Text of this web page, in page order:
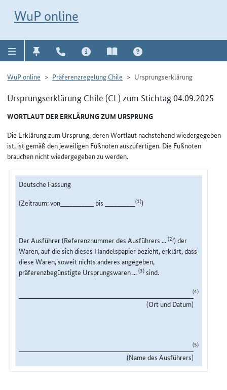
WuP online
WuP online Präferenzregelung Chile Ursprungserklärung
Ursprungserklärung Chile (CL) zum Stichtag 04.09.2025
WORTLAUT DER ERKLÄRUNG ZUM URSPRUNG
Die Erklärung zum Ursprung, deren Wortlaut nachstehend wiedergegeben
ist, ist gemäß den jeweiligen Fußnoten auszufertigen. Die Fußnoten
brauchen nicht wiedergegeben zu werden.
Deutsche Fassung
(Zeitraum: von___________ bis __________ (1))
Der Ausführer (Referenznummer des Ausführers ...(2)) der
Waren, auf die sich dieses Handelspapier bezieht, erklärt, dass
diese Waren, soweit nichts anderes angegeben,
präferenzbegünstigte Ursprungswaren ...(3)sind.
(4)
(Ort und Datum)
(5)
(Name des Ausführers)